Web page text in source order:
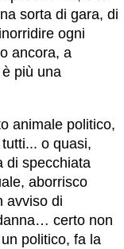
sorta di gara, di
ogni
ancora, a
più una
animale politico,
o quasi,
di specchiata
aborrisco
avviso di
certo non
politico, fa la